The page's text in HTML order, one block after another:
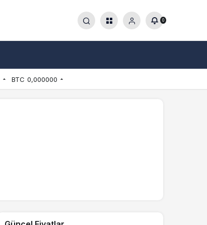
0
BTC 0,000000